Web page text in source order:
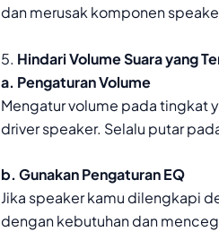
dan merusak komponen
5. Hindari Volume Suara yang
a. Pengaturan Volume
Mengatur volume pada tingkat
driver speaker. Selalu putar
b. Gunakan Pengaturan EQ
Jika speaker kamu dilengkapi
dengan kebutuhan dan